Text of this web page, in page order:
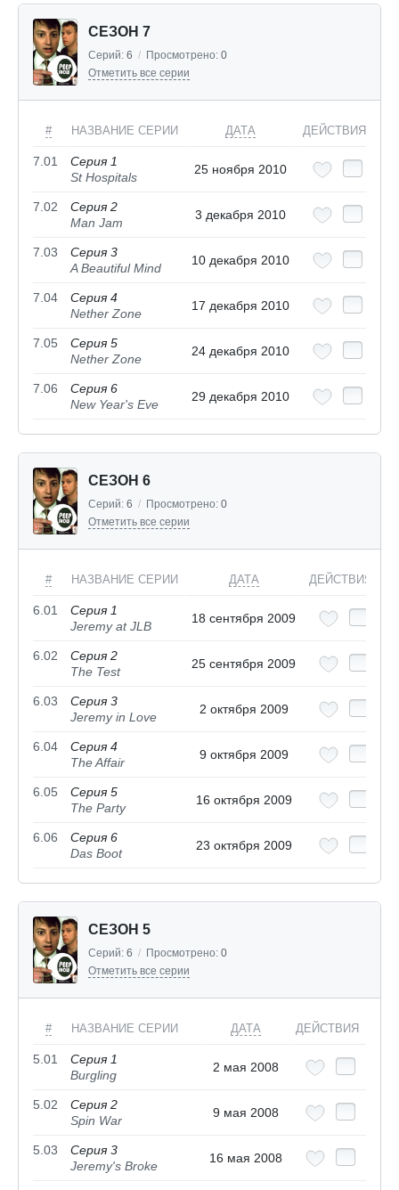
СЕЗОН 7
Серий: 6 / Просмотрено: 0
Отметить все серии
# НАЗВАНИЕ СЕРИИ ДАТА ДЕЙСТВИЯ
7.01
Серия 1
St Hospitals
25 ноября 2010
7.02
Серия 2
Man Jam
3 декабря 2010
7.03
Серия 3
A Beautiful Mind
10 декабря 2010
7.04
Серия 4
Nether Zone
17 декабря 2010
7.05
Серия 5
Nether Zone
24 декабря 2010
7.06
Серия 6
New Year's Eve
29 декабря 2010
СЕЗОН 6
Серий: 6 / Просмотрено: 0
Отметить все серии
# НАЗВАНИЕ СЕРИИ ДАТА ДЕЙСТВИЯ
6.01
Серия 1
Jeremy at JLB
18 сентября 2009
6.02
Серия 2
The Test
25 сентября 2009
6.03
Серия 3
Jeremy in Love
2 октября 2009
6.04
Серия 4
The Affair
9 октября 2009
6.05
Серия 5
The Party
16 октября 2009
6.06
Серия 6
Das Boot
23 октября 2009
СЕЗОН 5
Серий: 6 / Просмотрено: 0
Отметить все серии
# НАЗВАНИЕ СЕРИИ ДАТА ДЕЙСТВИЯ
5.01
Серия 1
Burgling
2 мая 2008
5.02
Серия 2
Spin War
9 мая 2008
5.03
Серия 3
Jeremy's Broke
16 мая 2008